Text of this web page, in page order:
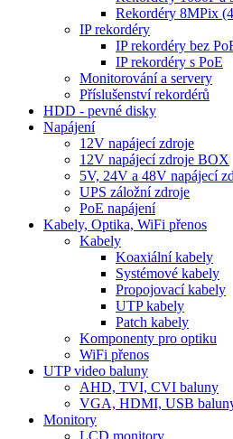
Rekordéry 8MPix
IP rekordéry
IP rekordéry bez
IP rekordéry s PoE
Monitorování a servery
Příslušenství rekordérů
HDD - pevné disky
Napájení
12V napájecí zdroje
12V napájecí zdroje BOX
5V, 24V a 48V napájecí
UPS záložní zdroje
PoE napájení
Kabely, Optika, WiFi přenos
Kabely
Koaxiální kabely
Systémové kabely
Propojovací kabely
UTP kabely
Patch kabely
Komponenty pro optiku
WiFi přenos
UTP video baluny
AHD, TVI, CVI baluny
VGA, HDMI, USB
Monitory